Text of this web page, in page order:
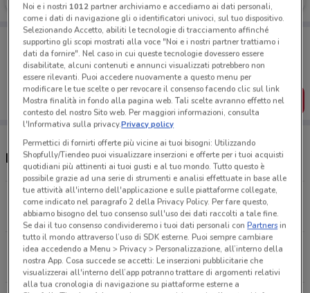
Porta DoveConviene sempre con te!
Puoi trovare le migliori offerte dei negozi vicino a te,
salvarle e creare la tua lista del risparmio, comodamente
dal tuo cellulare.
SCARICA L’APP
Negozi Vobis nelle vicinanze
Circonvallazione Cornelia, 21 Roma
4.4 km
Viale Eritrea, 87 A/B Roma
5 km
Noi e i nostri 1012partner archiviamo e accediamo ai dati personali,
come i dati di navigazione gli o identificatori univoci, sul tuo dispositivo.
Selezionando Accetto, abiliti le tecnologie di tracciamento affinché
supportino gli scopi mostrati alla voce "Noi e i nostri partner trattiamo i
dati da fornire". Nel caso in cui queste tecnologie dovessero essere
disabilitate, alcuni contenuti e annunci visualizzati potrebbero non
essere rilevanti. Puoi accedere nuovamente a questo menu per
modificare le tue scelte o per revocare il consenso facendo clic sul link
Mostra finalità in fondo alla pagina web. Tali scelte avranno effetto nel
contesto del nostro Sito web. Per maggiori informazioni, consulta
l'Informativa sulla privacy.Privacy policy
Permettici di fornirti offerte più vicine ai tuoi bisogni: Utilizzando
Shopfully/Tiendeo puoi visualizzare inserzioni e offerte per i tuoi acquisti
quotidiani più attinenti ai tuoi gusti e al tuo mondo. Tutto questo è
possibile grazie ad una serie di strumenti e analisi effettuate in base alle
tue attività all'interno dell'applicazione e sulle piattaforme collegate,
come indicato nel paragrafo 2 della Privacy Policy. Per fare questo,
abbiamo bisogno del tuo consenso sull'uso dei dati raccolti a tale fine.
Se dai il tuo consenso condivideremo i tuoi dati personali conPartnersin
tutto il mondo attraverso l’uso di SDK esterne. Puoi sempre cambiare
idea accedendo a Menu > Privacy > Personalizzazione, all’interno della
nostra App. Cosa succede se accetti: Le inserzioni pubblicitarie che
visualizzerai all'interno dell’app potranno trattare di argomenti relativi
alla tua cronologia di navigazione su piattaforme esterne a